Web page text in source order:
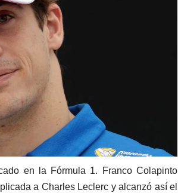
en la Fórmula 1. Franco Colapinto
a Charles Leclerc y alcanzó así el